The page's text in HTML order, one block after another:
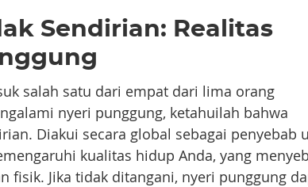
Sendirian: Realitas
salah satu dari empat dari lima orang
nyeri punggung, ketahuilah bahwa
Diakui secara global sebagai penyebab
kualitas hidup Anda, yang
fisik. Jika tidak ditangani, nyeri punggung